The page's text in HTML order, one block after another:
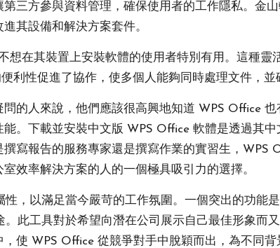
三方參與資料管理，確保使用者的工作隱私。金
其設備和解決方案套件。
想在其裝置上安裝軟體的使用者特別有用。這種
利性促進了協作，使多個人能夠同時處理文件，並
的人來說，他們應該很高興地知道 WPS Office
。下載並安裝中文版 WPS Office 軟體是透過其
寫報告的服務專家還是撰寫作業的實習生，WPS
效率解決方案的人的一個極具吸引力的選擇。
，以滿足當今嚴苛的工作氛圍。一個突出的功能
此工具對於希望向潛在公司展示自己最佳形象而
使 WPS Office 從競爭對手中脫穎而出，為不同背